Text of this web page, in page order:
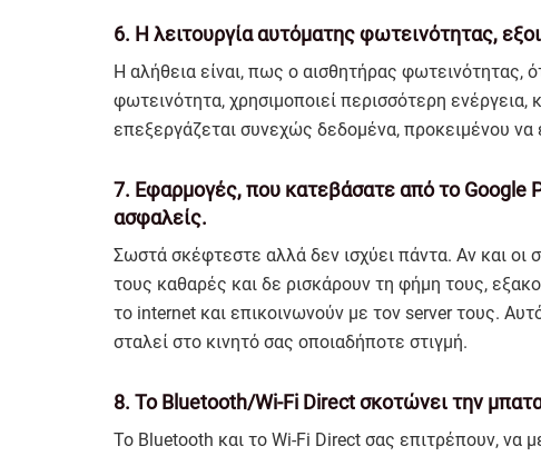
6. Η λειτουργία αυτόματης φωτεινότητας,
Η αλήθεια είναι, πως ο αισθητήρας φωτεινότητας,
φωτεινότητα, χρησιμοποιεί περισσότερη
επεξεργάζεται συνεχώς δεδομένα, προκειμένου
7. Εφαρμογές, που κατεβάσατε από το Google
ασφαλείς.
Σωστά σκέφτεστε αλλά δεν ισχύει πάντα. Αν και
τους καθαρές και δε ρισκάρουν τη φήμη τους,
το internet και επικοινωνούν με τον server τους.
σταλεί στο κινητό σας οποιαδήποτε στιγμή.
8. Το Bluetooth/Wi-Fi Direct σκοτώνει την
Το Bluetooth και το Wi-Fi Direct σας επιτρέπουν, να